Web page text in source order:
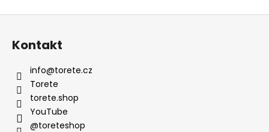
Z
Kontakt
info@torete.cz
Torete
torete.shop
YouTube
@toreteshop